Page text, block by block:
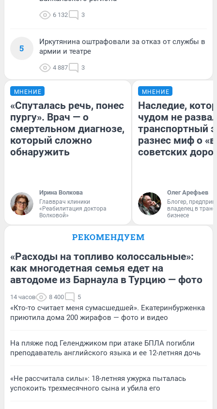
6 132 3
5
Иркутянина оштрафовали за отказ от службы в
армии и театре
4 887 3
МНЕНИЕ
«Спуталась речь, понес
пургу». Врач — о
смертельном диагнозе,
который сложно
обнаружить
Ирина Волкова
Главврач клиники
«Реабилитация доктора
Волковой»
МНЕНИЕ
Наследие,
чудом не
транспортный
разнес миф о
советских
Олег Арефьев
Блогер,
владелец в
бизнесе
РЕКОМЕНДУЕМ
«Расходы на топливо колоссальные»:
как многодетная семья едет на
автодоме из Барнаула в Турцию — фото
14 часов 8 400 5
«Кто-то считает меня сумасшедшей». Екатеринбурженка
приютила дома 200 жирафов — фото и видео
На пляже под Геленджиком при атаке БПЛА погибли
преподаватель английского языка и ее 12-летняя дочь
«Не рассчитала силы»: 18-летняя ужурка пыталась
успокоить трехмесячного сына и убила его